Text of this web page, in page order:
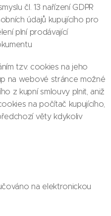
čl. 13 nařízení GDPR
údajů kupujícího pro
plní prodávající
tzv. cookies na jeho
na webové stránce možné
z kupní smlouvy plnit, aniž
na počítač kupujícího,
věty kdykoliv
na elektronickou